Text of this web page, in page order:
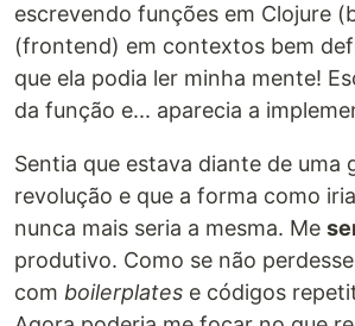
escrevendo funções em Clojure
(frontend) em contextos bem
que ela podia ler minha mente!
da função e... aparecia a
Sentia que estava diante de uma
revolução e que a forma como
nunca mais seria a mesma. Me
produtivo. Como se não
com boilerplates e códigos